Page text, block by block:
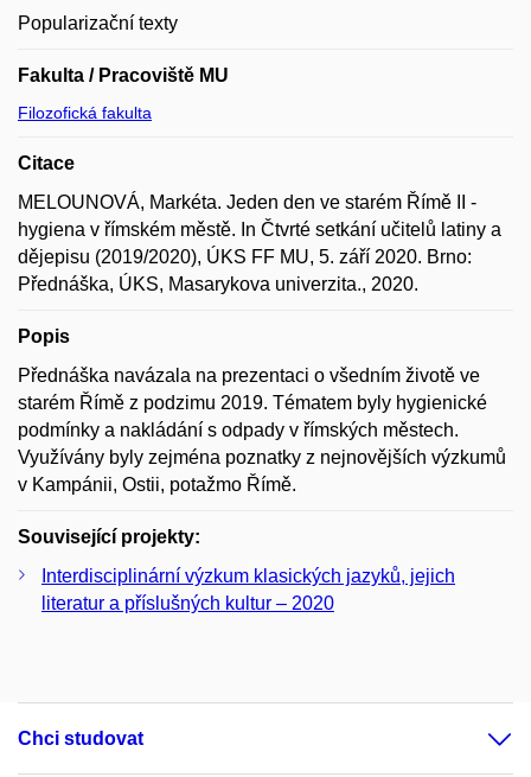
Popularizační texty
Fakulta / Pracoviště MU
Filozofická fakulta
Citace
MELOUNOVÁ, Markéta. Jeden den ve starém Římě II -
hygiena v římském městě. In Čtvrté setkání učitelů latiny a
dějepisu (2019/2020), ÚKS FF MU, 5. září 2020. Brno:
Přednáška, ÚKS, Masarykova univerzita., 2020.
Popis
Přednáška navázala na prezentaci o všedním životě ve
starém Římě z podzimu 2019. Tématem byly hygienické
podmínky a nakládání s odpady v římských městech.
Využívány byly zejména poznatky z nejnovějších výzkumů
v Kampánii, Ostii, potažmo Římě.
Související projekty:
Interdisciplinární výzkum klasických jazyků, jejich
literatur a příslušných kultur – 2020
Chci studovat